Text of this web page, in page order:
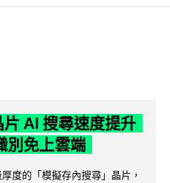
AI 搜尋速度提升
別免上雲端
度的「模擬存內搜尋」晶片，